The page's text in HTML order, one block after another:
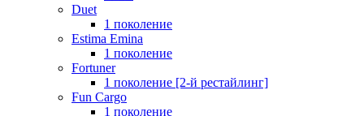
Duet
1 поколение
Estima Emina
1 поколение
Fortuner
1 поколение [2-й рестайлинг]
Fun Cargo
1 поколение